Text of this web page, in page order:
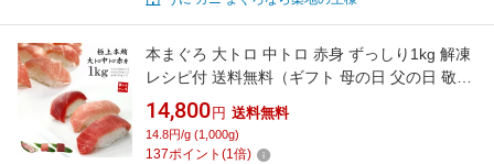
本まぐろ 大トロ 中トロ 赤身 ずっしり1kg 解凍
レシピ付 送料無料（ギフト 母の日 父の日 敬老
の日 鮪 刺身 海鮮丼 手巻き寿司 おつまみ 御祝
内祝 誕生日 贈り物 プレゼント 高級）《pbt-
bf8》〈bf1〉[[大中赤セット-2p]
14,800 円 送料無料
14.8円/g (1,000g)
137ポイント (1倍)